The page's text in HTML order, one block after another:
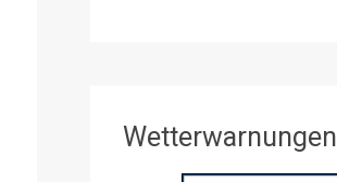
Wetterwarnungen